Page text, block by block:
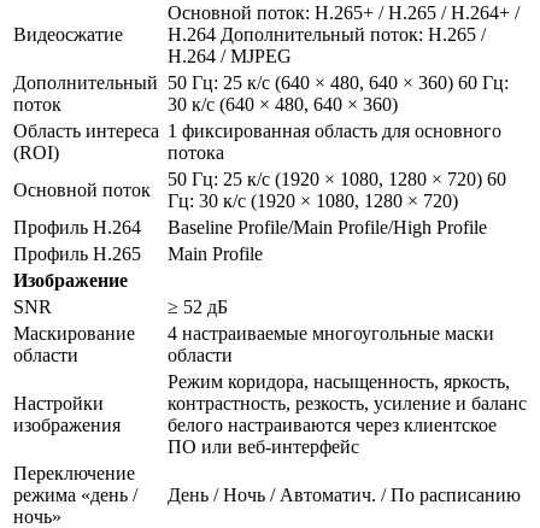
Видеосжатие
Основной поток: H.265+ / H.265 / H.264+ /
H.264 Дополнительный поток: H.265 /
H.264 / MJPEG
Дополнительный
поток
50 Гц: 25 к/с (640 × 480, 640 × 360) 60 Гц:
30 к/с (640 × 480, 640 × 360)
Область интереса
(ROI)
1 фиксированная область для основного
потока
Основной поток
50 Гц: 25 к/с (1920 × 1080, 1280 × 720) 60
Гц: 30 к/с (1920 × 1080, 1280 × 720)
Профиль H.264
Baseline Profile/Main Profile/High Profile
Профиль H.265
Main Profile
Изображение
SNR
≥ 52 дБ
Маскирование
области
4 настраиваемые многоугольные маски
области
Настройки
изображения
Режим коридора, насыщенность, яркость,
контрастность, резкость, усиление и баланс
белого настраиваются через клиентское
ПО или веб-интерфейс
Переключение
режима «день /
ночь»
День / Ночь / Автоматич. / По расписанию